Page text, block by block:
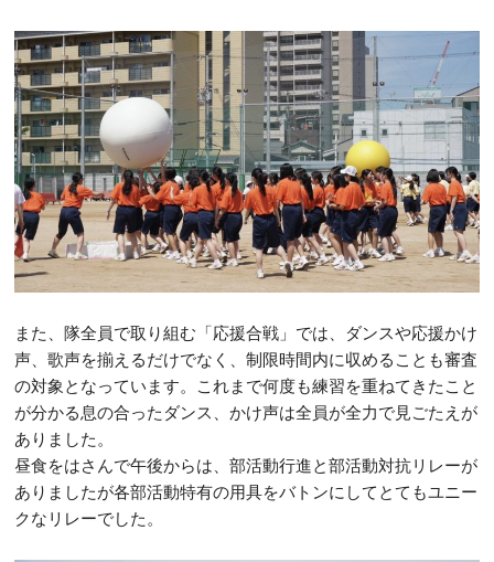
また、隊全員で取り組む「応援合戦」では、ダンスや応援かけ
声、歌声を揃えるだけでなく、制限時間内に収めることも審査
の対象となっています。これまで何度も練習を重ねてきたこと
が分かる息の合ったダンス、かけ声は全員が全力で見ごたえが
ありました。
昼食をはさんで午後からは、部活動行進と部活動対抗リレーが
ありましたが各部活動特有の用具をバトンにしてとてもユニー
クなリレーでした。